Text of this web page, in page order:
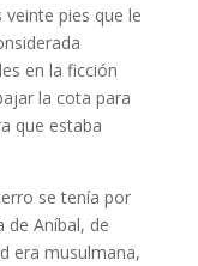
veinte pies que le
en la ficción
la cota para
que estaba
se tenía por
de Aníbal, de
era musulmana,